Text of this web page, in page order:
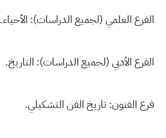
الفرع العلمي (لجميع الدراسات): الأحياء.
الفرع الأدبي (لجميع الدراسات): التاريخ.
فرع الفنون: تاريخ الفن التشكيلي.